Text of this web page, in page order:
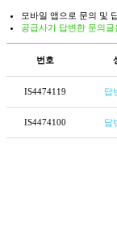
모바일 앱으로 문의 및
공급사가 답변한 문의글
번호
IS4474119 답
IS4474100 답